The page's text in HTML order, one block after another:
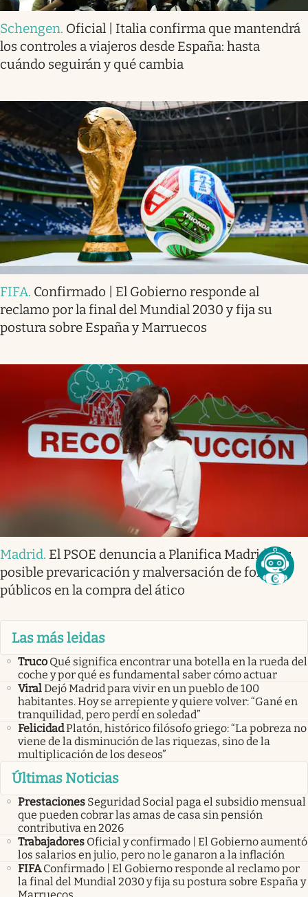
Schengen. Oficial | Italia confirma que mantendrá
los controles a viajeros desde España: hasta
cuándo seguirán y qué cambia
FIFA. Confirmado | El Gobierno responde al
reclamo por la final del Mundial 2030 y fija su
postura sobre España y Marruecos
Madrid. El PSOE denuncia a Planifica Madrid por
posible prevaricación y malversación de fondos
públicos en la compra del ático
Las más leidas
Truco Qué significa encontrar una botella en la rueda del
coche y por qué es fundamental saber cómo actuar
ViralDejó Madrid para vivir en un pueblo de 100
habitantes. Hoy se arrepiente y quiere volver: “Gané en
tranquilidad, pero perdí en soledad”
FelicidadPlatón, histórico filósofo griego: “La pobreza no
viene de la disminución de las riquezas, sino de la
multiplicación de los deseos”
Últimas Noticias
Prestaciones Seguridad Social paga el subsidio mensual
que pueden cobrar las amas de casa sin pensión
contributiva en 2026
Trabajadores Oficial y confirmado | El Gobierno aumentó
los salarios en julio, pero no le ganaron a la inflación
FIFA Confirmado | El Gobierno responde al reclamo por
la final del Mundial 2030 y fija su postura sobre España y